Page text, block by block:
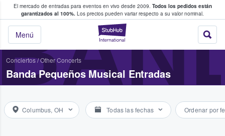
El mercado de entradas para eventos en vivo desde 2009. Todos los pedidos están
garantizados al 100%. Los precios pueden variar respecto a su valor nominal.
StubHub:
Menú
y venta de entradas entre fans
Conciertos/Other Concerts
Banda Pequeños Musical Entradas
Columbus, OH Todas las fechas Ordenar por